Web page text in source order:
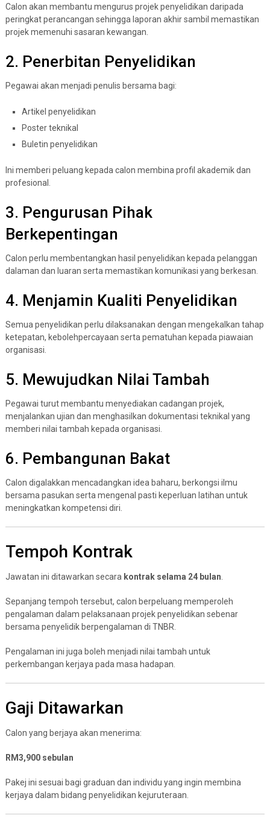
Calon akan membantu mengurus projek penyelidikan daripada
peringkat perancangan sehingga laporan akhir sambil memastikan
projek memenuhi sasaran kewangan.
2. Penerbitan Penyelidikan
Pegawai akan menjadi penulis bersama bagi:
Artikel penyelidikan
Poster teknikal
Buletin penyelidikan
Ini memberi peluang kepada calon membina profil akademik dan
profesional.
3. Pengurusan Pihak
Berkepentingan
Calon perlu membentangkan hasil penyelidikan kepada pelanggan
dalaman dan luaran serta memastikan komunikasi yang berkesan.
4. Menjamin Kualiti Penyelidikan
Semua penyelidikan perlu dilaksanakan dengan mengekalkan tahap
ketepatan, kebolehpercayaan serta pematuhan kepada piawaian
organisasi.
5. Mewujudkan Nilai Tambah
Pegawai turut membantu menyediakan cadangan projek,
menjalankan ujian dan menghasilkan dokumentasi teknikal yang
memberi nilai tambah kepada organisasi.
6. Pembangunan Bakat
Calon digalakkan mencadangkan idea baharu, berkongsi ilmu
bersama pasukan serta mengenal pasti keperluan latihan untuk
meningkatkan kompetensi diri.
Tempoh Kontrak
Jawatan ini ditawarkan secara kontrak selama 24 bulan
Sepanjang tempoh tersebut, calon berpeluang memperoleh
pengalaman dalam pelaksanaan projek penyelidikan sebenar
bersama penyelidik berpengalaman di TNBR.
Pengalaman ini juga boleh menjadi nilai tambah untuk
perkembangan kerjaya pada masa hadapan.
Gaji Ditawarkan
Calon yang berjaya akan menerima:
RM3,900 sebulan
Pakej ini sesuai bagi graduan dan individu yang ingin membina
kerjaya dalam bidang penyelidikan kejuruteraan.